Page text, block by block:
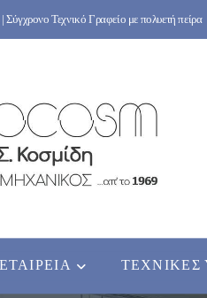
Τεχνικό Γραφείο με πολυετή πείρα
ΤΕΧΝΙΚΈΣ